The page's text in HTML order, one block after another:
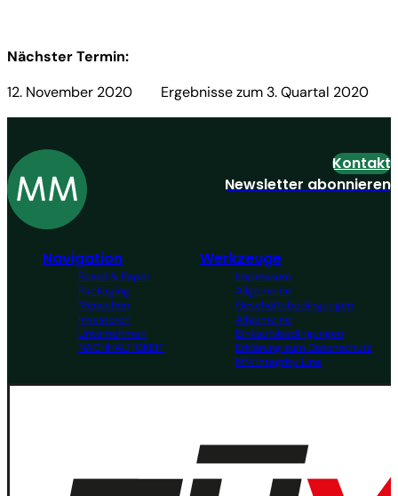
Nächster Termin:
12. November 2020 Ergebnisse zum 3. Quartal 2020
Navigation
Board & Paper
Packaging
Menschen
Investoren
Unternehmen
NACHHALTIGKEIT
Werkzeuge
Impressum
Allgemeine
Geschäftsbedingungen
Allgemeine
Einkaufsbedingungen
Erklärung zum Datenschutz
MM Integrity Line
Kontakt
Newsletter abonnieren